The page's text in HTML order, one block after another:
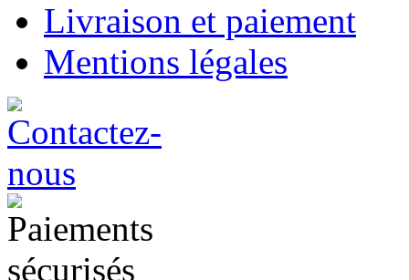
Livraison et paiement
Mentions légales